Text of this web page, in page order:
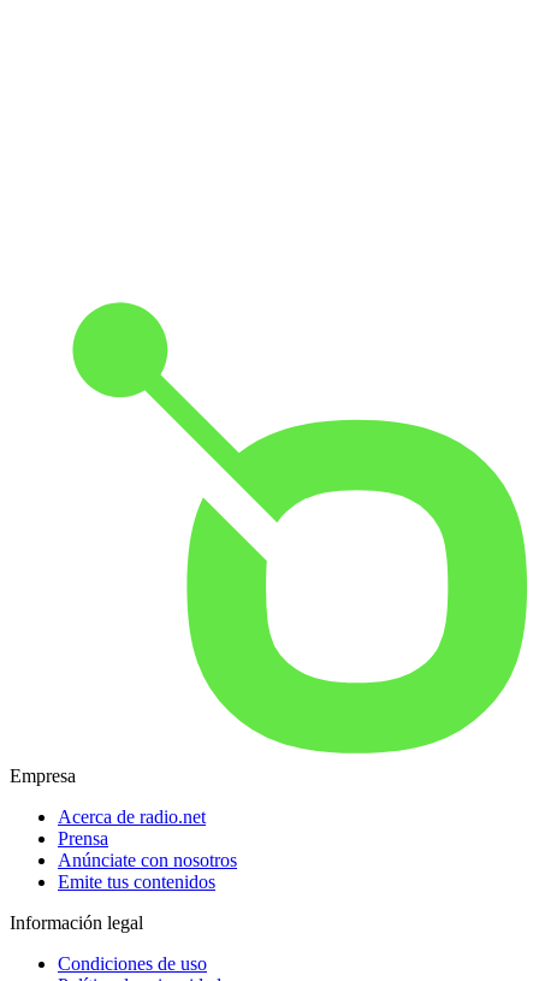
Empresa
Acerca de radio.net
Prensa
Anúnciate con nosotros
Emite tus contenidos
Información legal
Condiciones de uso